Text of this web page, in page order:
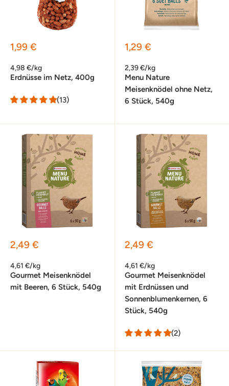
Sonderpreis
1,99 €
4,98 €/kg
Erdnüsse im Netz, 400g
(13)
Sonderpreis
1,29 €
2,39 €/kg
Menu Nature
Meisenknödel ohne Netz,
6 Stück, 540g
Sonderpreis
2,49 €
4,61 €/kg
Gourmet Meisenknödel
mit Beeren, 6 Stück, 540g
Sonderpreis
2,49 €
4,61 €/kg
Gourmet Meisenknödel
mit Erdnüssen und
Sonnenblumenkernen, 6
Stück, 540g
(2)